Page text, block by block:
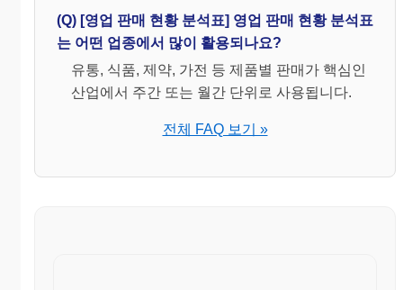
년도
20001
년도
전년
비
( )월
당월
( )월
감소 요인
(Q) [영업 판매 현황 분석표] 영업 판매 현황 분석표
는 어떤 업종에서 많이 활용되나요?
유통, 식품, 제약, 가전 등 제품별 판매가 핵심인
산업에서 주간 또는 월간 단위로 사용됩니다.
전체 FAQ 보기 »